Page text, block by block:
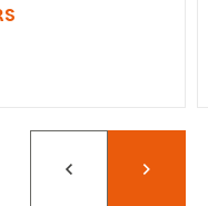
PrécédentSuivant